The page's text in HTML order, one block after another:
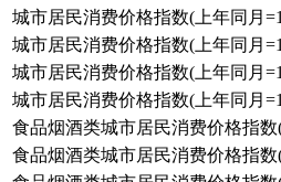
城市居民消费价格指数(上年同月
城市居民消费价格指数(上年同月
城市居民消费价格指数(上年同月
城市居民消费价格指数(上年同月
食品烟酒类城市居民消费价格指
食品烟酒类城市居民消费价格指